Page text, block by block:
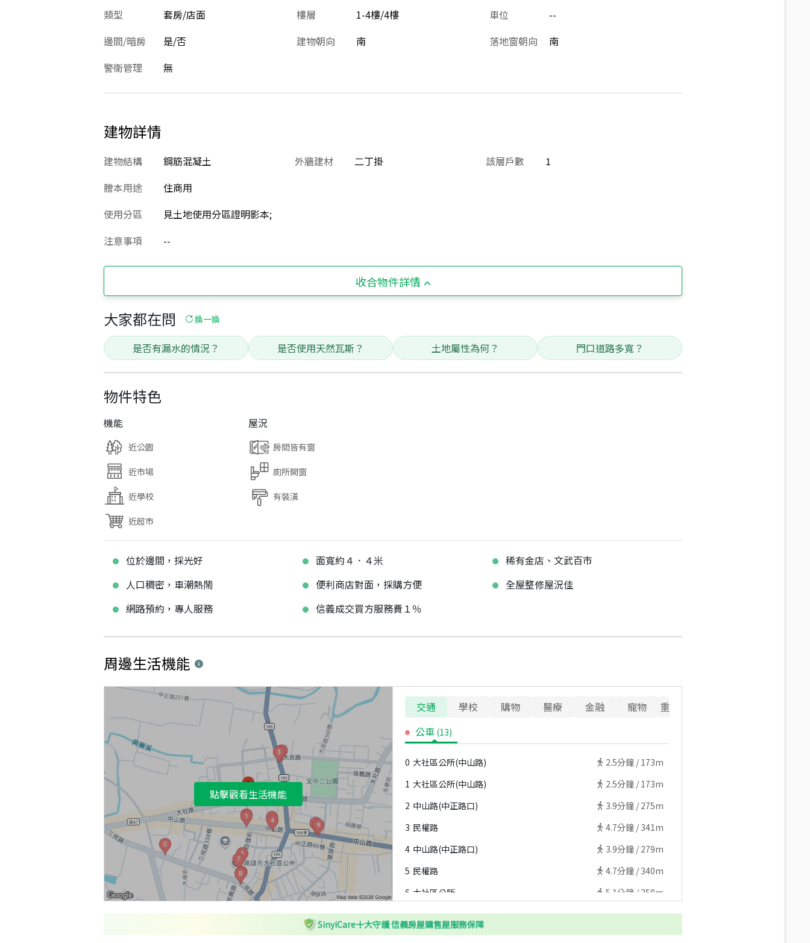
類型
套房/店面 樓層 1-4樓/4樓 車位
--
邊間/暗房
是/否 建物朝向 南 落地窗朝向
南
警衛管理
無
建物詳情
建物結構 鋼筋混凝土 外牆建材 二丁掛 該層戶數
1
謄本用途
住商用
使用分區
見土地使用分區證明影本;
注意事項
--
收合物件詳情
大家都在問 換一換
是否有漏水的情況？ 是否使用天然瓦斯？ 土地屬性為何？ 門口道路多寬？
物件特色
機能
近公園
近市場
近學校
近超市
屋況
房間皆有窗
廁所開窗
有裝潢
位於邊間，採光好 面寬約４．４米
稀有金店、文武百市
人口稠密，車潮熱鬧
便利商店對面，採購方便
全屋整修屋況佳
網路預約，專人服務
信義成交買方服務費１％
周邊生活機能
點擊觀看生活機能
交通 學校 購物 醫療 金融 寵物
重要設施
公車 (13)
0 大社區公所(中山路) 2.5分鐘 / 173m
1 大社區公所(中山路) 2.5分鐘 / 173m
2 中山路(中正路口) 3.9分鐘 / 275m
3 民權路 4.7分鐘 / 341m
4 中山路(中正路口) 3.9分鐘 / 279m
5 民權路 4.7分鐘 / 340m
6 大社區公所 5.1分鐘 / 358m
7 大社區公所 5.5分鐘 /389m
8 翠屏路口(中山路) 6.7分鐘 /482m
SinyiCare十大守護 信義房屋購售屋服務保障